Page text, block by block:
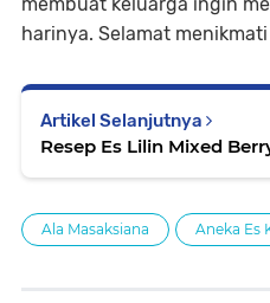
membuat keluarga ingin
harinya. Selamat menikmati
Artikel Selanjutnya
Resep Es Lilin Mixed
Ala Masaksiana Aneka Es